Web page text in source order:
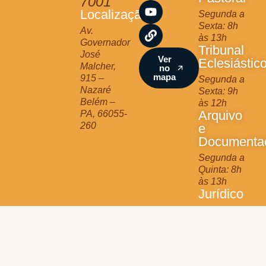
Localização
Av.
Governador
José
Malcher,
915 –
Nazaré
Belém –
PA, 66055-
260
a
g
r
a
m
b
o
o
k
u
b
e
Ver
no
mapa
Segunda a
Sexta: 8h
às 13h
Tribunal
Segunda a
Sexta: 9h
às 12h
Arquivo
e
Segunda a
Quinta: 8h
às 13h
Jurídico